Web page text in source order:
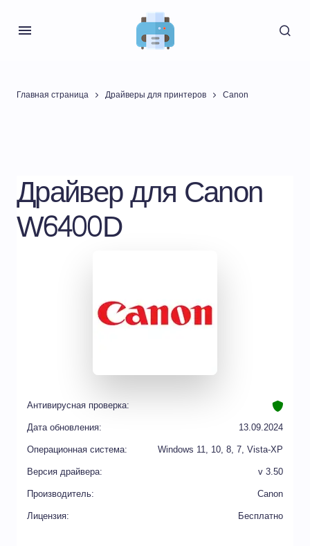
Главная страница Драйверы для принтеров Canon
Драйвер для Canon
W6400D
Антивирусная проверка:
Дата обновления: 13.09.2024
Операционная система: Windows 11, 10, 8, 7, Vista-XP
Версия драйвера: v 3.50
Производитель: Canon
Лицензия: Бесплатно